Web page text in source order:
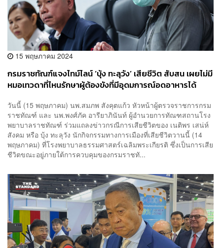
15 พฤษภาคม 2024
กรมราชทัณฑ์แจงไทม์ไลน์ ‘บุ้ง ทะลุวัง’ เสียชีวิต สับสน เผยไม่มี
หมอเทวดาที่ไหนรักษาผู้ต้องขังที่มีอุดมการณ์อดอาหารได้
วันนี้ (15 พฤษภาคม) นพ.สมภพ สังคุตแก้ว หัวหน้าผู้ตรวจราชการกรม
ราชทัณฑ์ และ นพ.พงศ์ภัค อารียาภินันท์ ผู้อำนวยการทัณฑสถานโรง
พยาบาลราชทัณฑ์ ร่วมแถลงข่าวกรณีการเสียชีวิตของ เนติพร เสน่ห์
สังคม หรือ บุ้ง ทะลุวัง นักกิจกรรมทางการเมืองที่เสียชีวิตวานนี้ (14
พฤษภาคม) ที่โรงพยาบาลธรรมศาสตร์เฉลิมพระเกียรติ ซึ่งเป็นการเสีย
ชีวิตขณะอยู่ภายใต้การควบคุมของกรมราชทั...